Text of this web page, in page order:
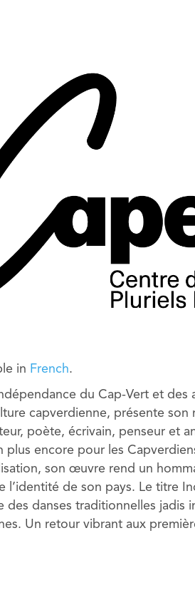
in French.
du Cap-Vert et
capverdienne, présente
poète, écrivain, penseur et
plus encore pour les
son œuvre rend un
l’identité de son pays. Le titre
des danses traditionnelles jadis
Un retour vibrant aux